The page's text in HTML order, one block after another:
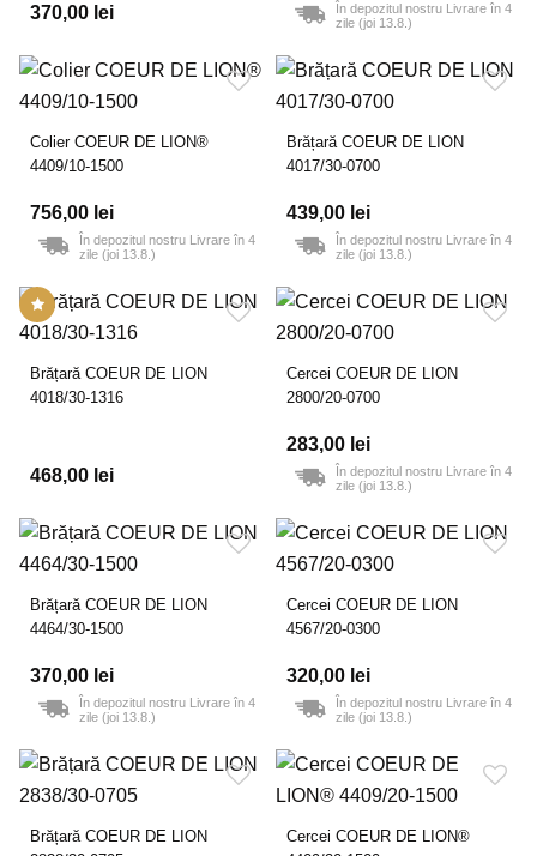
370,00 lei
În depozitul nostru Livrare în 4
zile (joi 13.8.)
Colier COEUR DE LION®
4409/10-1500
756,00 lei
În depozitul nostru Livrare în 4
zile (joi 13.8.)
Brățară COEUR DE LION
4017/30-0700
439,00 lei
În depozitul nostru Livrare în 4
zile (joi 13.8.)
Brățară COEUR DE LION
4018/30-1316
468,00 lei
Cercei COEUR DE LION
2800/20-0700
283,00 lei
În depozitul nostru Livrare în 4
zile (joi 13.8.)
Brățară COEUR DE LION
4464/30-1500
370,00 lei
În depozitul nostru Livrare în 4
zile (joi 13.8.)
Cercei COEUR DE LION
4567/20-0300
320,00 lei
În depozitul nostru Livrare în 4
zile (joi 13.8.)
Brățară COEUR DE LION
Cercei COEUR DE LION®